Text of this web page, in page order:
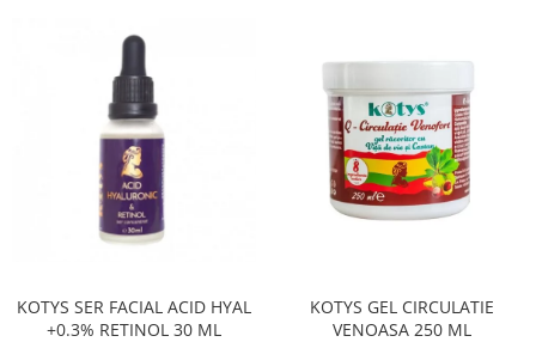
KOTYS SER FACIAL ACID HYAL
+0.3% RETINOL 30 ML
KOTYS GEL CIRCULATIE
VENOASA 250 ML